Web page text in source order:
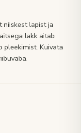
niiskest lapist ja
lakk aitab
pleekimist. Kuivata